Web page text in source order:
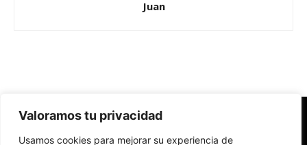
Valoramos tu privacidad
Usamos cookies para mejorar su experiencia de
Juan
Redes Cristianas
Una mirada alternativa sobre la Iglesia católica y la sociedad